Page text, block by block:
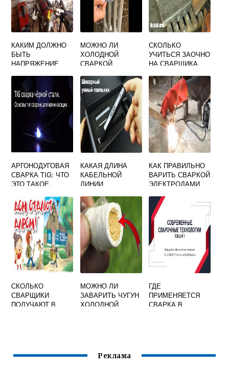
КАКИМ ДОЛЖНО
БЫТЬ
НАПРЯЖЕНИЕ
ХОДА
ОДНОПОСТОВОГО
СВАРОЧНОГО
ТРАНСФОРМАТОР
МОЖНО ЛИ
ХОЛОДНОЙ
СВАРКОЙ
С МЕТАЛЛОМ
СКОЛЬКО
УЧИТЬСЯ ЗАОЧНО
НА СВАРЩИКА
АРГОНОДУГОВАЯ
СВАРКА TIG: ЧТО
ЭТО ТАКОЕ,
ПРИМЕНЕНИЯ
КАКАЯ ДЛИНА
КАБЕЛЬНОЙ
ЛИНИИ
ЦЕПИ
ПЕРЕНОСНОЙ
ПЕРЕДВИЖНОЙ
ЭЛЕКТРОСВАРОЧ
НОЙ УСТАНОВКИ
КАК ПРАВИЛЬНО
ВАРИТЬ СВАРКОЙ
ЭЛЕКТРОДАМИ
РЕСАНТА
СКОЛЬКО
СВАРЩИКИ
ПОЛУЧАЮТ В
МОЖНО ЛИ
ЗАВАРИТЬ ЧУГУН
ХОЛОДНОЙ
ГДЕ
ПРИМЕНЯЕТСЯ
СВАРКА В
Реклама